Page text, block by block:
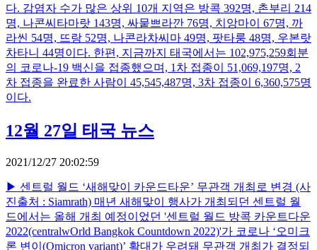
다. 감염자 수가 많은 상위 10개 지역은 방콕 392명, 촌부리 214
명, 나콘씨타마랏 143명, 싸뭍쁘라깐 76명, 치앙마이 67명, 까
라씬 54명, 뜨랑 52명, 나콘라차씨마 49명, 팟타룽 48명, 우본랏
차타니 44명이다. 한편, 지금까지 태국에서는 102,975,259회분
의 코로나-19 백신을 접종했으며, 1차 접종이 51,069,197명, 2
차 접종을 완료한 사람이 45,545,487명, 3차 접종이 6,360,575명
이다.
12월 27일 태국 뉴스
2021/12/27 20:02:59
▶ 센트럴 월드 ‘새해맞이 카운드타운’ 무관객 개최로 변경 (사
진출처 : Siamrath) 매년 새해맞이 행사가 개최되던 센트럴 월
드에서는 올해 개최 예정이었던 '센트럴 월드 방콕 카운트다운
2022(centralwOrld Bangkok Countdown 2022)'가 코로나 ‘오미크
론 변이(Omicron variant)’ 확대가 우려돼 무관객 개최가 결정되